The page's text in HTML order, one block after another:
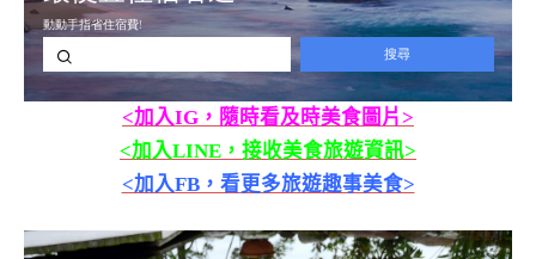
<加入IG，隨時看及時美食圖片>
<加入LINE，接收美食旅遊資訊>
<加入FB，看更多旅遊趣事美食>